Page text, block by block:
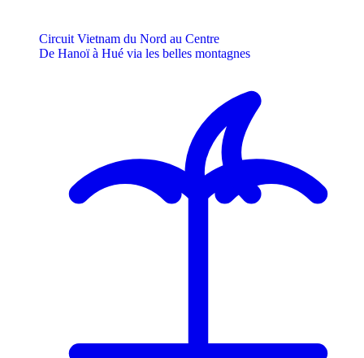
Circuit Vietnam du Nord au Centre
De Hanoï à Hué via les belles montagnes